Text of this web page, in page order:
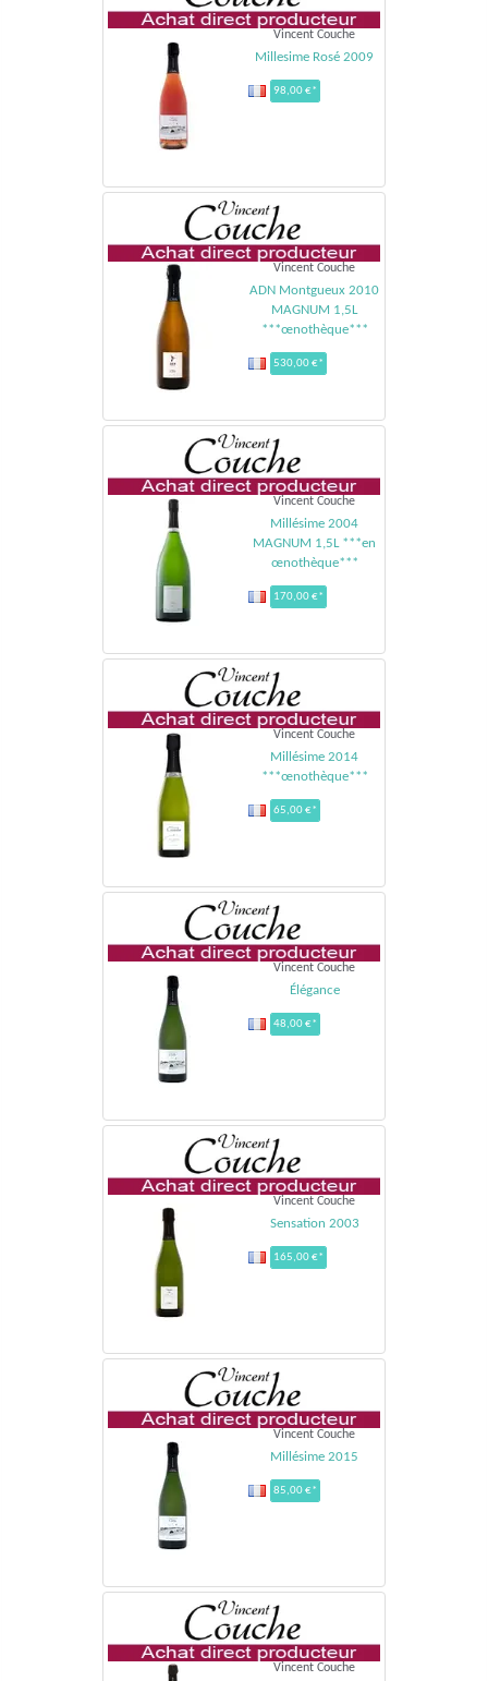
Vincent Couche
Millesime Rosé 2009
98,00 €*
Vincent Couche
ADN Montgueux 2010
MAGNUM 1,5L
***œnothèque***
530,00 €*
Vincent Couche
Millésime 2004
MAGNUM 1,5L ***en
œnothèque***
170,00 €*
Vincent Couche
Millésime 2014
***œnothèque***
65,00 €*
Vincent Couche
Élégance
48,00 €*
Vincent Couche
Sensation 2003
165,00 €*
Vincent Couche
Millésime 2015
85,00 €*
Vincent Couche